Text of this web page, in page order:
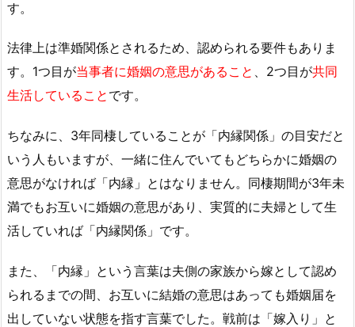
す。
法律上は準婚関係とされるため、認められる要件もありま
す。1つ目が当事者に婚姻の意思があること 、2つ目が共同
生活していること です。
ちなみに、3年同棲していることが「内縁関係」の目安だと
いう人もいますが、一緒に住んでいてもどちらかに婚姻の
意思がなければ「内縁」とはなりません。同棲期間が3年未
満でもお互いに婚姻の意思があり、実質的に夫婦として生
活していれば「内縁関係」です。
また、「内縁」という言葉は夫側の家族から嫁として認め
られるまでの間、お互いに結婚の意思はあっても婚姻届を
出していない状態を指す言葉でした。戦前は「嫁入り」と